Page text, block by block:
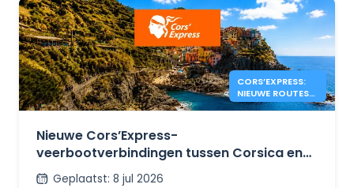
CORS’EXPRESS:
NIEUWE ROUTES
TUSSEN CORSICA
Nieuwe Cors’Express-
veerbootverbindingen tussen Corsica en
ItaliëGeplaatst: 8 jul 2026